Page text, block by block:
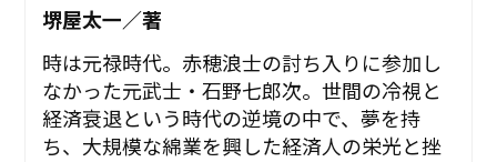
堺屋太一／著
時は元禄時代。赤穂浪士の討ち入りに参加し
なかった元武士・石野七郎次。世間の冷視と
経済衰退という時代の逆境の中で、夢を持
ち、大規模な綿業を興した経済人の栄光と挫